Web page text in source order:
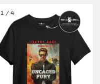
1/ 4